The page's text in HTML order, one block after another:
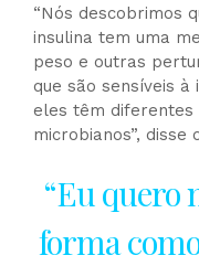
“Nós descobrimos
insulina tem uma
peso e outras
que são sensíveis à
eles têm
microbianos”, disse
“Eu quero
forma